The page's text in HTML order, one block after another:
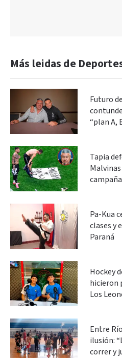
Más leidas de
Futuro
“plan A,
Tapia
Pa-Kua
clases y
Paraná
Hockey
hicieron
Los
Entre
ilusión:
correr y